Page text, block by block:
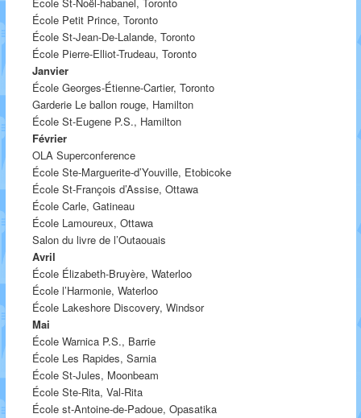
École Petit Prince, Toronto
École St-Jean-De-Lalande, Toronto
École Pierre-Elliot-Trudeau, Toronto
Janvier
École Georges-Étienne-Cartier, Toronto
Garderie Le ballon rouge, Hamilton
École St-Eugene P.S., Hamilton
Février
OLA Superconference
École Ste-Marguerite-d’Youville, Etobicoke
École St-François d’Assise, Ottawa
École Carle, Gatineau
École Lamoureux, Ottawa
Salon du livre de l’Outaouais
Avril
École Élizabeth-Bruyère, Waterloo
École l’Harmonie, Waterloo
École Lakeshore Discovery, Windsor
Mai
École Warnica P.S., Barrie
École Les Rapides, Sarnia
École St-Jules, Moonbeam
École Ste-Rita, Val-Rita
École st-Antoine-de-Padoue, Opasatika